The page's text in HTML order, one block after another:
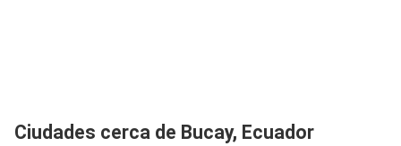
Ciudades cerca de Bucay, Ecuador